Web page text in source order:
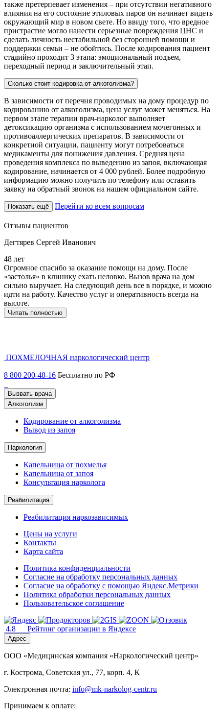
также претерпевает изменения – при отсутствии негативного
влияния на его состояние этиловых паров он начинает видеть
окружающий мир в новом свете. Но ввиду того, что вредное
пристрастие могло нанести серьезные повреждения ЦНС и
сделать личность нестабильной без сторонней помощи и
поддержки семьи – не обойтись. После кодирования пациент
стадийно проходит 3 этапа: эмоциональный подъем,
переходный период и заключительный этап.
Сколько стоит кодировка от алкоголизма?
В зависимости от перечня проводимых на дому процедур по
кодированию от алкоголизма, цена услуг может меняться. На
первом этапе терапии врач-нарколог выполняет
детоксикацию организма с использованием мочегонных и
противоаллергических препаратов. В зависимости от
конкретной ситуации, пациенту могут потребоваться
медикаменты для понижения давления. Средняя цена
проведения комплекса по выведению из запоя, включающая
кодирование, начинается от 4 000 рублей. Более подробную
информацию можно получить по телефону или оставить
заявку на обратный звонок на нашем официальном сайте.
Показать ещё Перейти ко всем вопросам
Отзывы пациентов
Дегтярев Сергей Иванович
48 лет
Огромное спасибо за оказание помощи на дому. После
«застолья» в клинику ехать неловко. Вызов врача на дом
сильно выручает. На следующий день все в порядке, и можно
идти на работу. Качество услуг и оперативность всегда на
высоте.
Читать полностью
ПОХМЕЛОЧНАЯ наркологический центр
8 800 200-48-16 Бесплатно по РФ
Вызвать врача
Алкоголизм
Кодирование от алкоголизма
Вывод из запоя
Наркология
Капельница от похмелья
Капельница от запоя
Консультация нарколога
Реабилитация
Реабилитация наркозависимых
Цены на услуги
Контакты
Карта сайта
Политика конфиденциальности
Согласие на обработку персональных данных
Согласие на обработку с помощью Яндекс.Метрики
Политика обработки персональных данных
Пользовательское соглашение
4.8 Рейтинг организации в Яндексе
Адрес
ООО «Медицинская компания «Наркологический центр»
г. Кострома, Советская ул., 77, корп. 4, К
Электронная почта: info@mk-narkolog-centr.ru
Принимаем к оплате: